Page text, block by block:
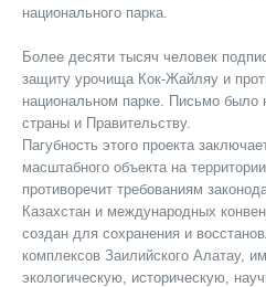
национального парка.
Более десяти тысяч человек
защиту урочища Кок-Жайляу и
национальном парке. Письмо было
страны и Правительству.
Пагубность этого проекта
масштабного объекта на
противоречит требованиям
Казахстан и международных
создан для сохранения и
комплексов Заилийского Алатау,
экологическую, историческую,